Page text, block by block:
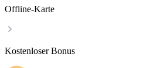
Offline-Karte
Kostenloser Bonus